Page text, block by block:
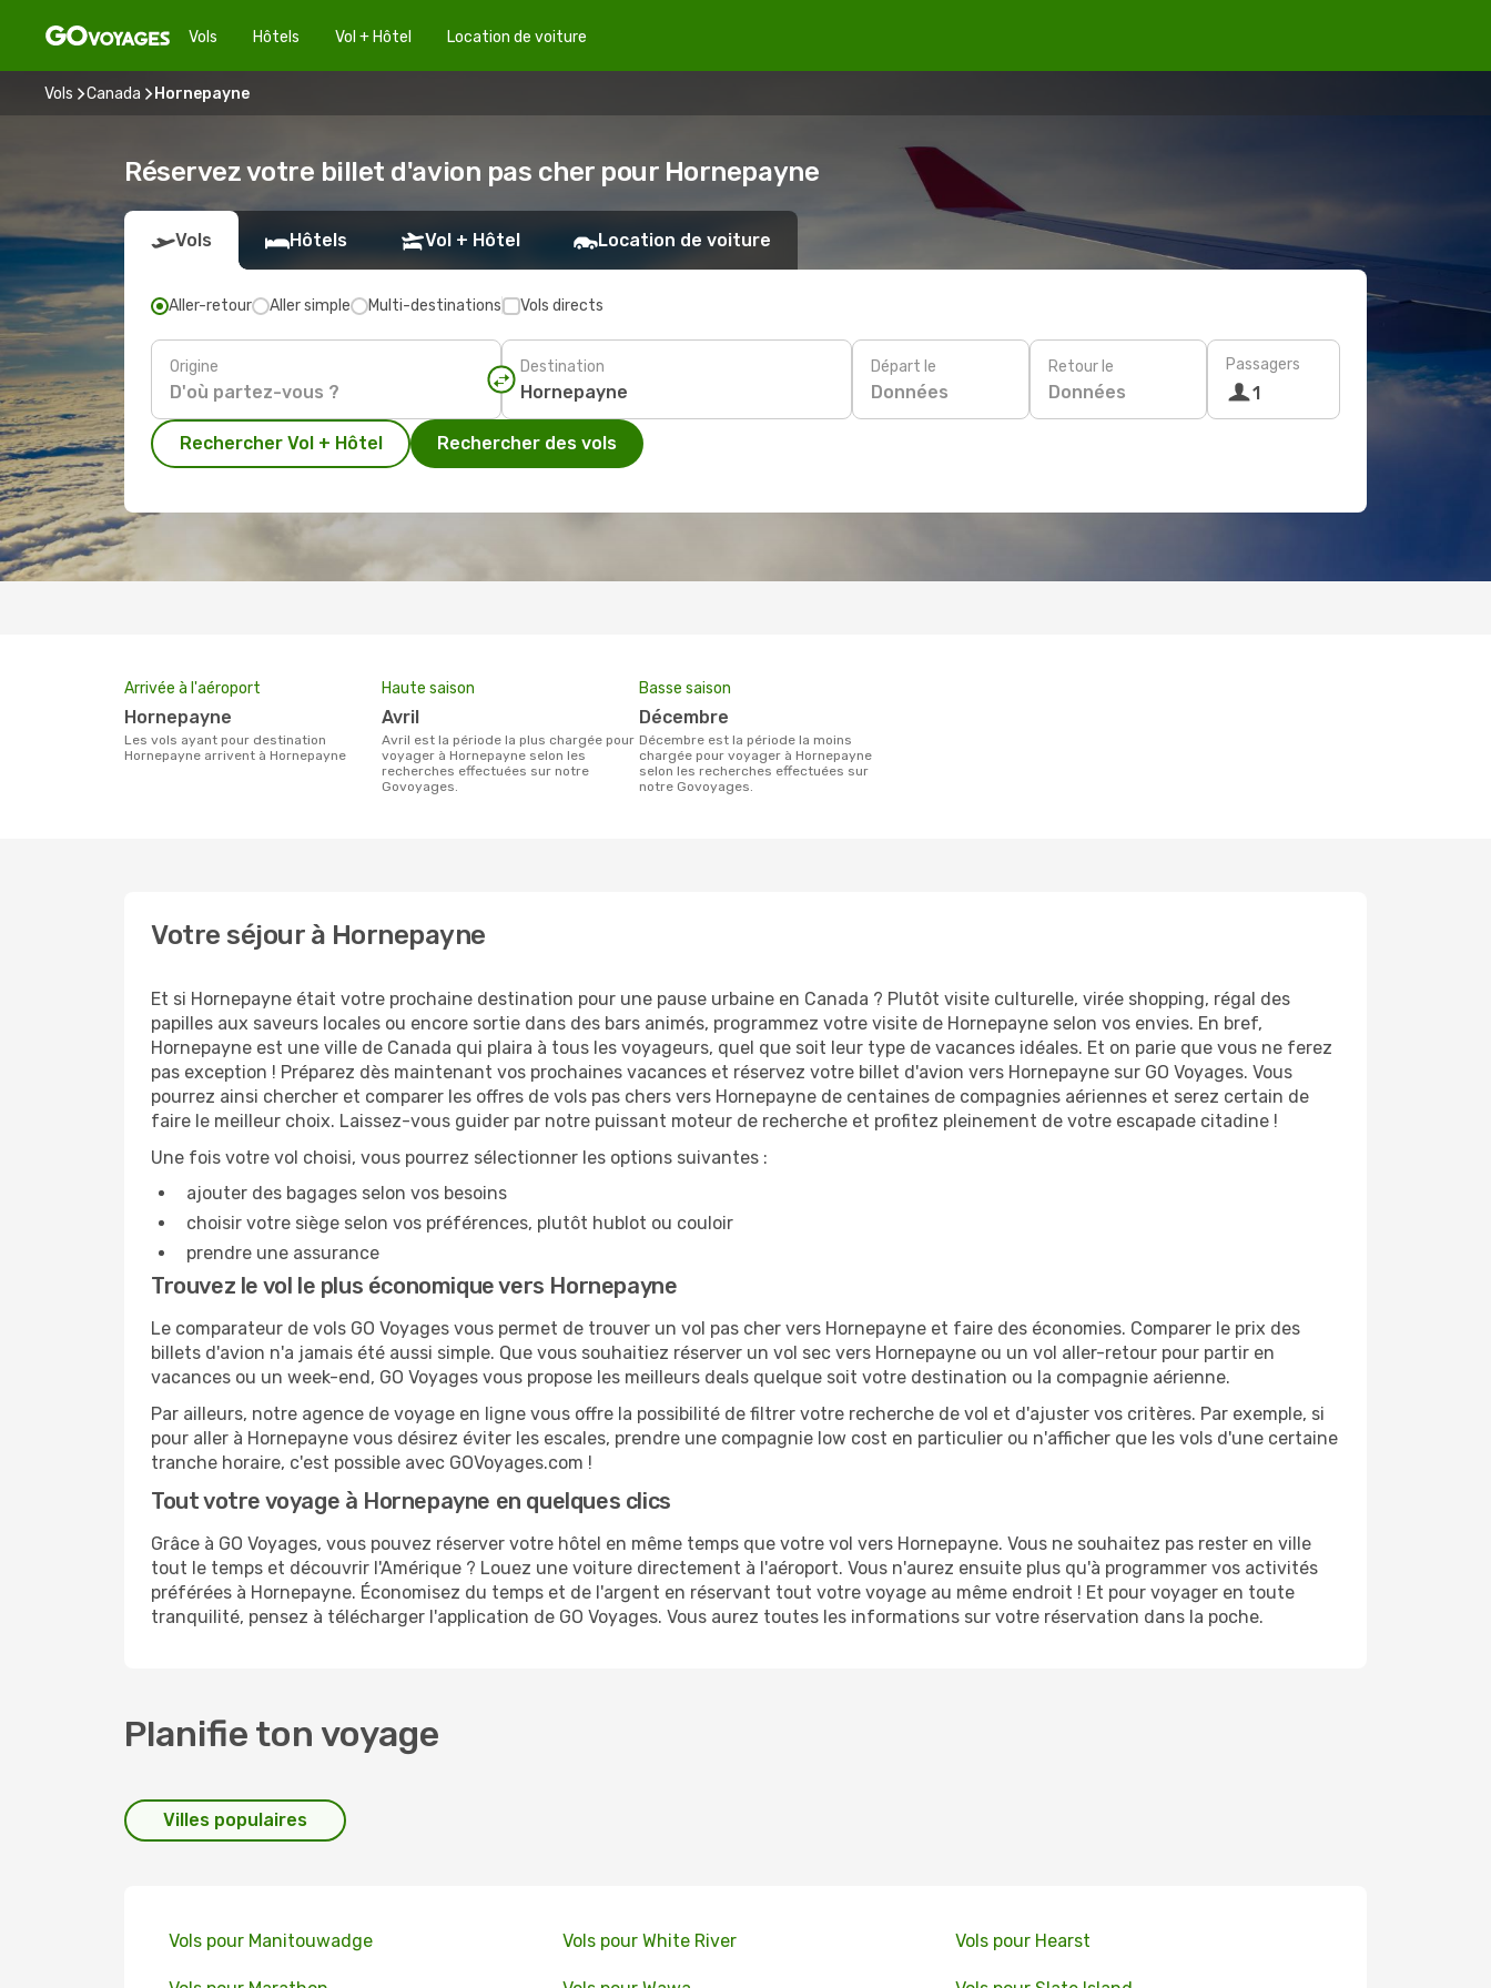
Vols Hôtels Vol + Hôtel Location de voiture
Vols Canada Hornepayne
Réservez votre billet d'avion pas cher pour Hornepayne
Vols Hôtels Vol + Hôtel Location de voiture
Aller-retour Aller simple Multi-destinations Vols directs
Origine Destination Départ le
Données
Retour le
Données
Passagers
1
Rechercher Vol + Hôtel Rechercher des vols
Arrivée à l'aéroport
Hornepayne
Les vols ayant pour destination
Hornepayne arrivent à Hornepayne
Haute saison
avril
avril est la période la plus chargée pour
voyager à Hornepayne selon les
recherches effectuées sur notre
Govoyages.
Basse saison
décembre
décembre est la période la moins
chargée pour voyager à Hornepayne
selon les recherches effectuées sur
notre Govoyages.
Votre séjour à Hornepayne
Et si Hornepayne était votre prochaine destination pour une pause urbaine en Canada ? Plutôt visite culturelle, virée shopping, régal des
papilles aux saveurs locales ou encore sortie dans des bars animés, programmez votre visite de Hornepayne selon vos envies. En bref,
Hornepayne est une ville de Canada qui plaira à tous les voyageurs, quel que soit leur type de vacances idéales. Et on parie que vous ne ferez
pas exception ! Préparez dès maintenant vos prochaines vacances et réservez votre billet d'avion vers Hornepayne sur GO Voyages. Vous
pourrez ainsi chercher et comparer les offres de vols pas chers vers Hornepayne de centaines de compagnies aériennes et serez certain de
faire le meilleur choix. Laissez-vous guider par notre puissant moteur de recherche et profitez pleinement de votre escapade citadine !
Une fois votre vol choisi, vous pourrez sélectionner les options suivantes :
ajouter des bagages selon vos besoins
choisir votre siège selon vos préférences, plutôt hublot ou couloir
prendre une assurance
Trouvez le vol le plus économique vers Hornepayne
Le comparateur de vols GO Voyages vous permet de trouver un vol pas cher vers Hornepayne et faire des économies. Comparer le prix des
billets d'avion n'a jamais été aussi simple. Que vous souhaitiez réserver un vol sec vers Hornepayne ou un vol aller-retour pour partir en
vacances ou un week-end, GO Voyages vous propose les meilleurs deals quelque soit votre destination ou la compagnie aérienne.
Par ailleurs, notre agence de voyage en ligne vous offre la possibilité de filtrer votre recherche de vol et d'ajuster vos critères. Par exemple, si
pour aller à Hornepayne vous désirez éviter les escales, prendre une compagnie low cost en particulier ou n'afficher que les vols d'une certaine
tranche horaire, c'est possible avec GOVoyages.com !
Tout votre voyage à Hornepayne en quelques clics
Grâce à GO Voyages, vous pouvez réserver votre hôtel en même temps que votre vol vers Hornepayne. Vous ne souhaitez pas rester en ville
tout le temps et découvrir l'Amérique ? Louez une voiture directement à l'aéroport. Vous n'aurez ensuite plus qu'à programmer vos activités
préférées à Hornepayne. Économisez du temps et de l'argent en réservant tout votre voyage au même endroit ! Et pour voyager en toute
tranquilité, pensez à télécharger l'application de GO Voyages. Vous aurez toutes les informations sur votre réservation dans la poche.
Planifie ton voyage
Villes populaires
Vols pour Manitouwadge Vols pour White River Vols pour Hearst